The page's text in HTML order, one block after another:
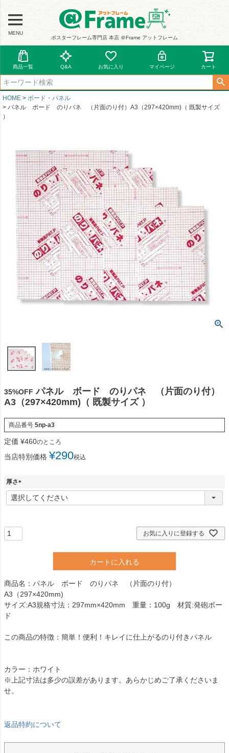
MENU
ポスターフレーム専門店 本店 ＠Frame アットフレーム
商品一覧 Q&A お気に入り マイページ カート
HOME
ボード・パネル
パネル ボード のりパネ （片面のり付）A3（297×420mm)（ 既製サイズ
）
35%OFF パネル ボード のりパネ （片面のり付）
A3（297×420mm)（ 既製サイズ ）
商品番号 5np-a3
定価 ¥460のところ
当店特別価格 ¥290税込
厚さ
(
必
お気に入りに登録する
カートに入れる
商品名：パネル ボード のりパネ （片面のり付）
A3（297×420mm)
サイズ:A3規格寸法：297mm×420mm 重量：100g 材質:発砲ボー
ド
この商品の特徴：簡単！便利！キレイに仕上がるのり付きパネル
カラー：ホワイト
※上記寸法は多少の誤差があります。あらかじめご了承くださいま
せ。
返品特約について